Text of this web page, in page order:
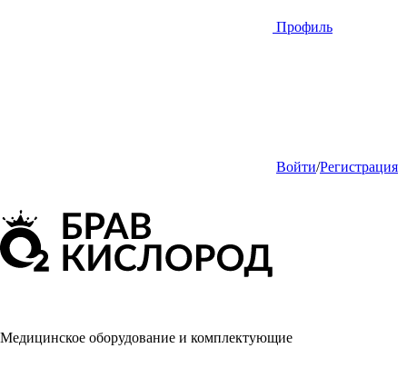
Профиль
Войти/Регистрация
Медицинское оборудование и комплектующие